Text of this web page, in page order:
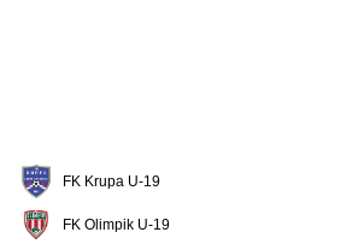
FK Krupa U-19
FK Olimpik U-19